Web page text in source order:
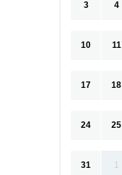
3 4
10 11
17 18
24 25
31 1